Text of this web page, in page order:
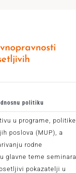
politiku
u programe, politike
poslova (MUP), a
rodne
glavne teme seminara
pokazatelji u